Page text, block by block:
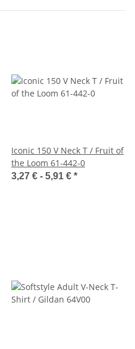
Iconic 150 V Neck T / Fruit of
the Loom 61-442-0
3,27 € - 5,91 € *